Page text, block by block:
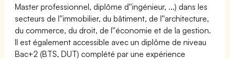
Master professionnel, diplôme d''ingénieur, ...) dans les
secteurs de l''immobilier, du bâtiment, de l''architecture,
du commerce, du droit, de l''économie et de la gestion.
Il est également accessible avec un diplôme de niveau
Bac+2 (BTS, DUT) complété par une expérience